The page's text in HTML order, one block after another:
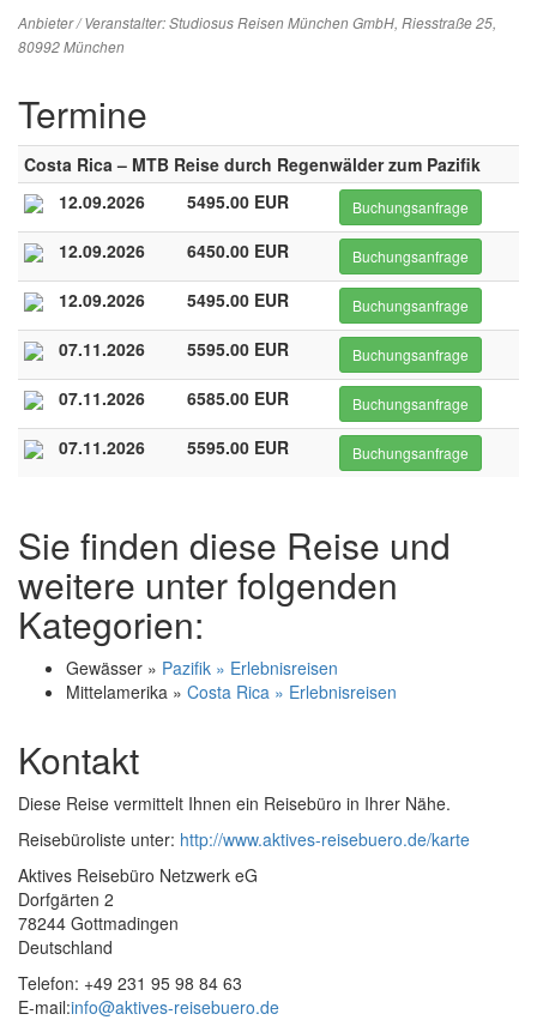
Anbieter / Veranstalter:Studiosus Reisen München GmbH, Riesstraße 25,
80992 München
Termine
Costa Rica – MTB Reise durch Regenwälder zum Pazifik
12.09.2026
5495.00 EUR Buchungsanfrage
12.09.2026 6450.00 EUR Buchungsanfrage
12.09.2026 5495.00 EUR Buchungsanfrage
07.11.2026 5595.00 EUR Buchungsanfrage
07.11.2026 6585.00 EUR Buchungsanfrage
07.11.2026 5595.00 EUR Buchungsanfrage
Sie finden diese Reise und
weitere unter folgenden
Kategorien:
Gewässer » Pazifik » Erlebnisreisen
Mittelamerika » Costa Rica » Erlebnisreisen
Kontakt
Diese Reise vermittelt Ihnen ein Reisebüro in Ihrer Nähe.
Reisebüroliste unter: http://www.aktives-reisebuero.de/karte
Aktives Reisebüro Netzwerk eG
Dorfgärten 2
78244 Gottmadingen
Deutschland
Telefon: +49 231 95 98 84 63
E-mail:info@aktives-reisebuero.de